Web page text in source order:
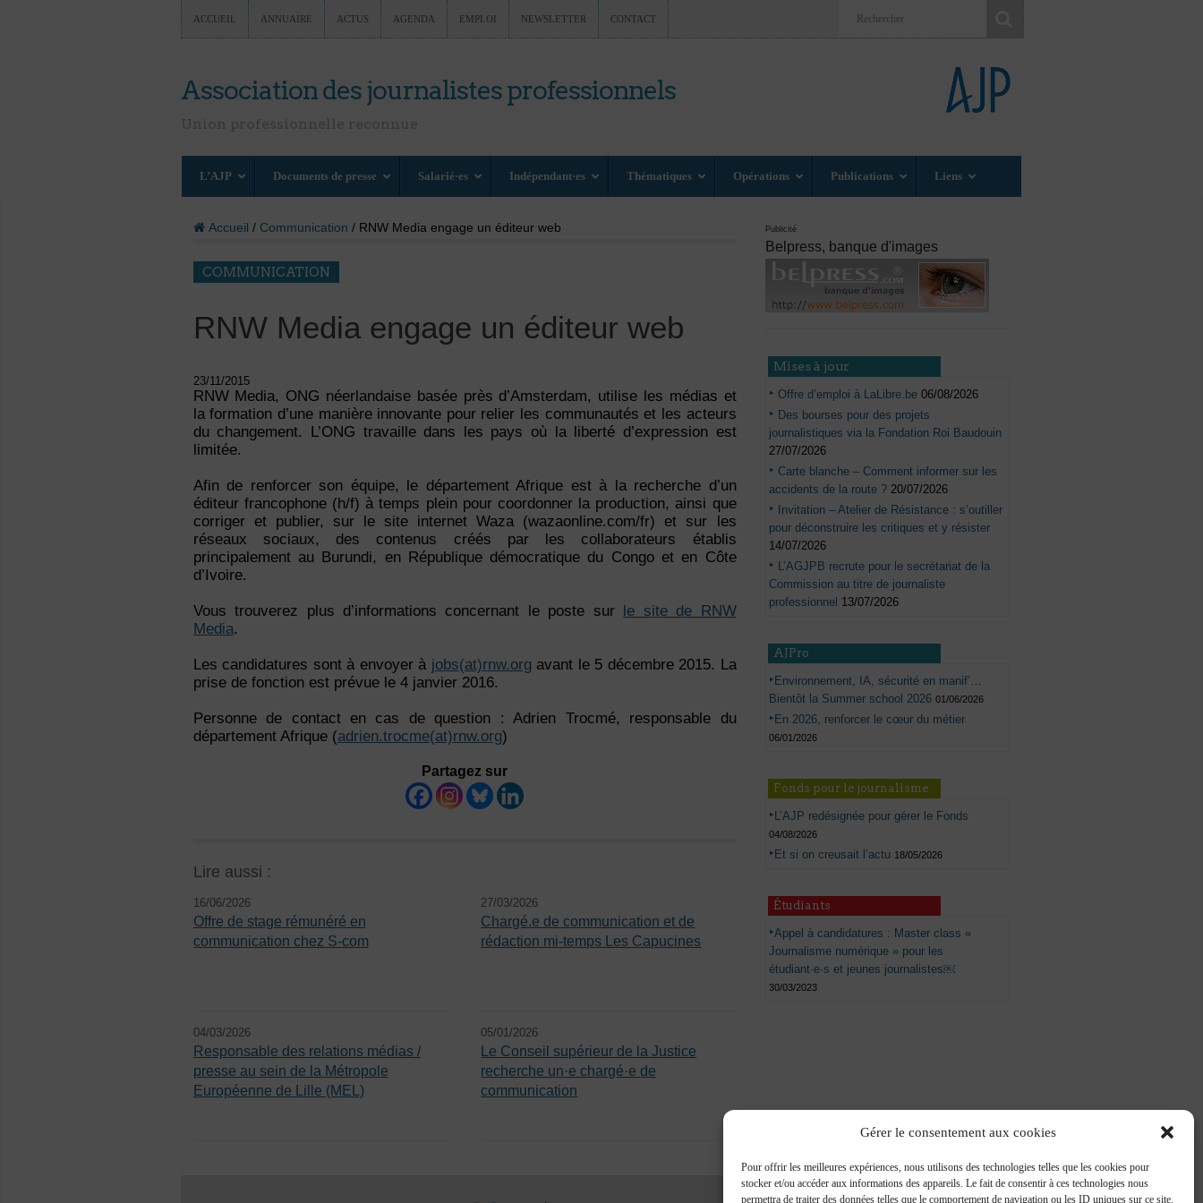
Gérer le consentement aux cookies
Pour offrir les meilleures expériences, nous utilisons des technologies telles que les cookies pour
stocker et/ou accéder aux informations des appareils. Le fait de consentir à ces technologies nous
permettra de traiter des données telles que le comportement de navigation ou les ID uniques sur ce site.
ACCUEIL ANNUAIRE ACTUS AGENDA EMPLOI NEWSLETTER CONTACT
Association des journalistes professionnels
L’AJP Documents de presse Salarié·es Indépendant·es Thématiques Opérations Publications Liens
Accueil / Communication / RNW Media engage un éditeur web
COMMUNICATION
RNW Media engage un éditeur web
23/11/2015
RNW Media, ONG néerlandaise basée près d’Amsterdam, utilise les médias et
la formation d’une manière innovante pour relier les communautés et les acteurs
du changement. L’ONG travaille dans les pays où la liberté d’expression est
limitée.
Afin de renforcer son équipe, le département Afrique est à la recherche d’un
éditeur francophone (h/f) à temps plein pour coordonner la production, ainsi que
corriger et publier, sur le site internet Waza (wazaonline.com/fr) et sur les
réseaux sociaux, des contenus créés par les collaborateurs établis
principalement au Burundi, en République démocratique du Congo et en Côte
d’Ivoire.
Vous trouverez plus d’informations concernant le poste sur le site de RNW
Media.
Les candidatures sont à envoyer à jobs(at)rnw.org avant le 5 décembre 2015. La
prise de fonction est prévue le 4 janvier 2016.
Personne de contact en cas de question : Adrien Trocmé, responsable du
département Afrique (adrien.trocme(at)rnw.org)
Partagez sur
Lire aussi :
16/06/2026
Offre de stage rémunéré en
communication chez S-com
27/03/2026
Chargé.e de communication et de
rédaction mi-temps Les Capucines
04/03/2026
Responsable des relations médias /
presse au sein de la Métropole
Européenne de Lille (MEL)
05/01/2026
Le Conseil supérieur de la Justice
recherche un·e chargé·e de
communication
Publicité
Belpress, banque d'images
Mises à jour
Offre d’emploi à LaLibre.be 06/08/2026
Des bourses pour des projets
journalistiques via la Fondation Roi Baudouin
27/07/2026
Carte blanche – Comment informer sur les
accidents de la route ? 20/07/2026
Invitation – Atelier de Résistance : s’outiller
pour déconstruire les critiques et y résister
14/07/2026
L’AGJPB recrute pour le secrétariat de la
Commission au titre de journaliste
professionnel 13/07/2026
AJPro
Environnement, IA, sécurité en manif’…
Bientôt la Summer school 2026 01/06/2026
En 2026, renforcer le cœur du métier
06/01/2026
Fonds pour le journalisme
L’AJP redésignée pour gérer le Fonds
04/08/2026
Et si on creusait l’actu 18/05/2026
Étudiants
Appel à candidatures : Master class «
Journalisme numérique » pour les
étudiant·e·s et jeunes journalistes￼
30/03/2023